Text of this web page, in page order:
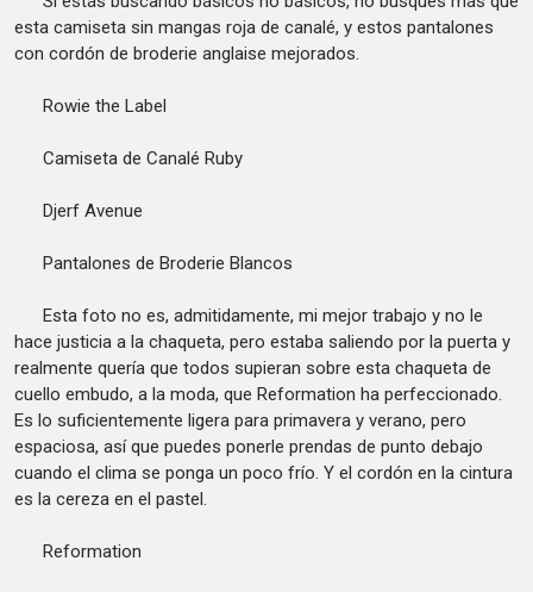
esta camiseta sin mangas roja de canalé, y estos pantalones
con cordón de broderie anglaise mejorados.
Rowie the Label
Camiseta de Canalé Ruby
Djerf Avenue
Pantalones de Broderie Blancos
Esta foto no es, admitidamente, mi mejor trabajo y no le
hace justicia a la chaqueta, pero estaba saliendo por la puerta y
realmente quería que todos supieran sobre esta chaqueta de
cuello embudo, a la moda, que Reformation ha perfeccionado.
Es lo suficientemente ligera para primavera y verano, pero
espaciosa, así que puedes ponerle prendas de punto debajo
cuando el clima se ponga un poco frío. Y el cordón en la cintura
es la cereza en el pastel.
Reformation